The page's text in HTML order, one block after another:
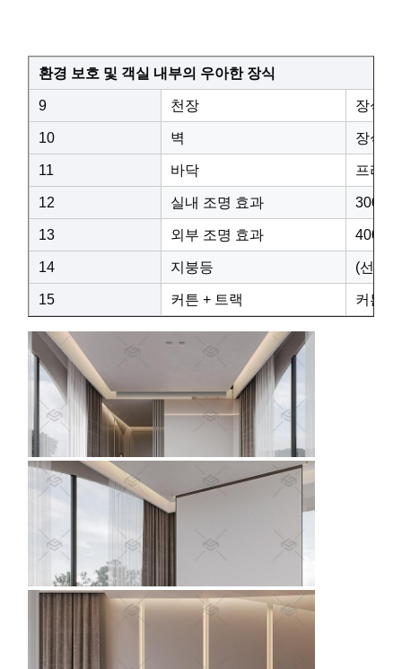
환경 보호 및 객실 내부의 우아한 장식
9 천장 장식용
10 벽 장식용
11 바닥 프리
12 실내 조명 효과 3000K
13 외부 조명 효과 4000K
14 지붕등 (선택)
15 커튼 + 트랙 커튼과